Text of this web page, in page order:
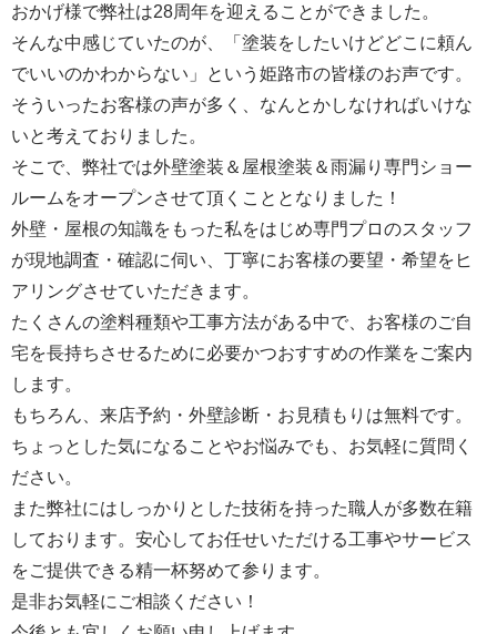
おかげ様で弊社は28周年を迎えることができました。
そんな中感じていたのが、「塗装をしたいけどどこに頼ん
でいいのかわからない」という姫路市の皆様のお声です。
そういったお客様の声が多く、なんとかしなければいけな
いと考えておりました。
そこで、弊社では外壁塗装＆屋根塗装＆雨漏り専門ショー
ルームをオープンさせて頂くこととなりました！
外壁・屋根の知識をもった私をはじめ専門プロのスタッフ
が現地調査・確認に伺い、丁寧にお客様の要望・希望をヒ
アリングさせていただきます。
たくさんの塗料種類や工事方法がある中で、お客様のご自
宅を長持ちさせるために必要かつおすすめの作業をご案内
します。
もちろん、来店予約・外壁診断・お見積もりは無料です。
ちょっとした気になることやお悩みでも、お気軽に質問く
ださい。
また弊社にはしっかりとした技術を持った職人が多数在籍
しております。安心してお任せいただける工事やサービス
をご提供できる精一杯努めて参ります。
是非お気軽にご相談ください！